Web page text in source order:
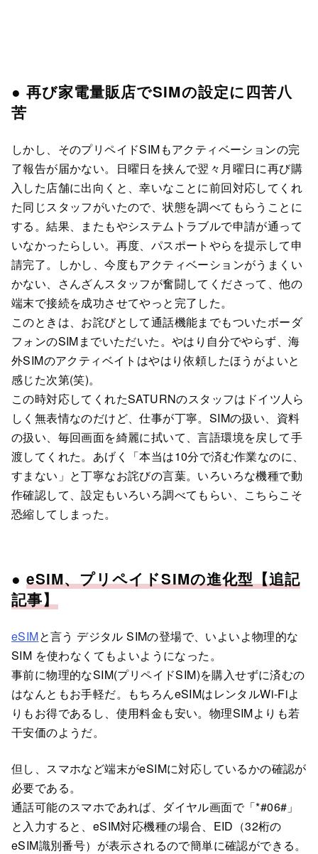
● 再び家電量販店でSIMの設定に四苦八
苦
しかし、そのプリペイドSIMもアクティベーションの完
了報告が届かない。日曜日を挟んで翌々月曜日に再び購
入した店舗に出向くと、幸いなことに前回対応してくれ
た同じスタッフがいたので、状態を調べてもらうことに
する。結果、またもやシステムトラブルで申請が通って
いなかったらしい。再度、パスポートやらを提示して申
請完了。しかし、今度もアクティベーションがうまくい
かない、さんざんスタッフが奮闘してくださって、他の
端末で接続を成功させてやっと完了した。
このときは、お詫びとして通話機能までもついたボーダ
フォンのSIMまでいただいた。やはり自分でやらず、海
外SIMのアクティベイトはやはり依頼したほうがよいと
感じた次第(笑)。
この時対応してくれたSATURNのスタッフはドイツ人ら
しく無表情なのだけど、仕事が丁寧。SIMの扱い、資料
の扱い、毎回画面を綺麗に拭いて、言語環境を戻して手
渡してくれた。あげく「本当は10分で済む作業なのに、
すまない」と丁寧なお詫びの言葉。いろいろな機種で動
作確認して、設定もいろいろ調べてもらい、こちらこそ
恐縮してしまった。
●eSIM、プリペイドSIMの進化型【追記
記事】
eSIMと言う デジタル SIMの登場で、いよいよ物理的な
SIM を使わなくてもよいようになった。
事前に物理的なSIM(プリペイドSIM)を購入せずに済むの
はなんともお手軽だ。もちろんeSIMはレンタルWi-Fiよ
りもお得であるし、使用料金も安い。物理SIMよりも若
干安価のようだ。
但し、スマホなど端末がeSIMに対応しているかの確認が
必要である。
通話可能のスマホであれば、ダイヤル画面で「*#06#」
と入力すると、eSIM対応機種の場合、EID（32桁の
eSIM識別番号）が表示されるので簡単に確認ができる。